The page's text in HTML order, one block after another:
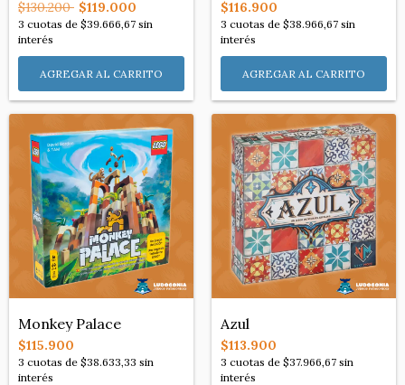
$130.200 $119.000
3 cuotas de $39.666,67 sin
interés
$116.900
3 cuotas de $38.966,67 sin
interés
Monkey Palace
$115.900
3 cuotas de $38.633,33 sin
interés
Azul
$113.900
3 cuotas de $37.966,67 sin
interés